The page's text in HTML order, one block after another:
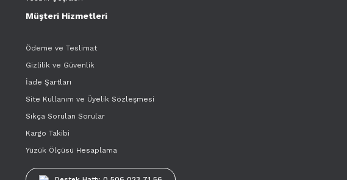
Müşteri Hizmetleri
Ödeme ve Teslimat
Gizlilik ve Güvenlik
İade Şartları
Site Kullanım ve Üyelik Sözleşmesi
Sıkça Sorulan Sorular
Kargo Takibi
Yüzük Ölçüsü Hesaplama